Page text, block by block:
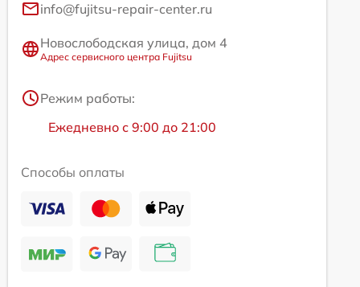
info@fujitsu-repair-center.ru
Новослободская улица, дом 4
Адрес сервисного центра Fujitsu
Режим работы:
Ежедневно с 9:00 до 21:00
Способы оплаты